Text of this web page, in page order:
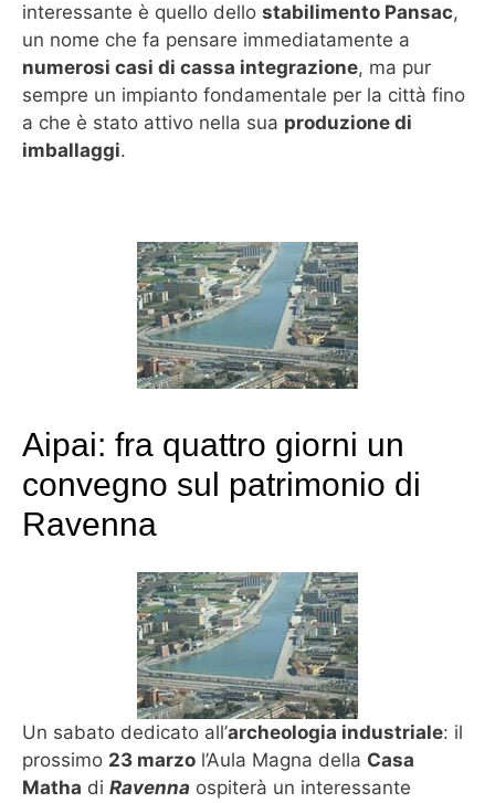
interessante è quello dello stabilimento Pansac,
un nome che fa pensare immediatamente a
numerosi casi di cassa integrazione, ma pur
sempre un impianto fondamentale per la città fino
a che è stato attivo nella sua produzione di
imballaggi.
Aipai: fra quattro giorni un
convegno sul patrimonio di
Ravenna
Un sabato dedicato all’archeologia industriale: il
prossimo 23 marzo l’Aula Magna della Casa
Matha di Ravenna ospiterà un interessante